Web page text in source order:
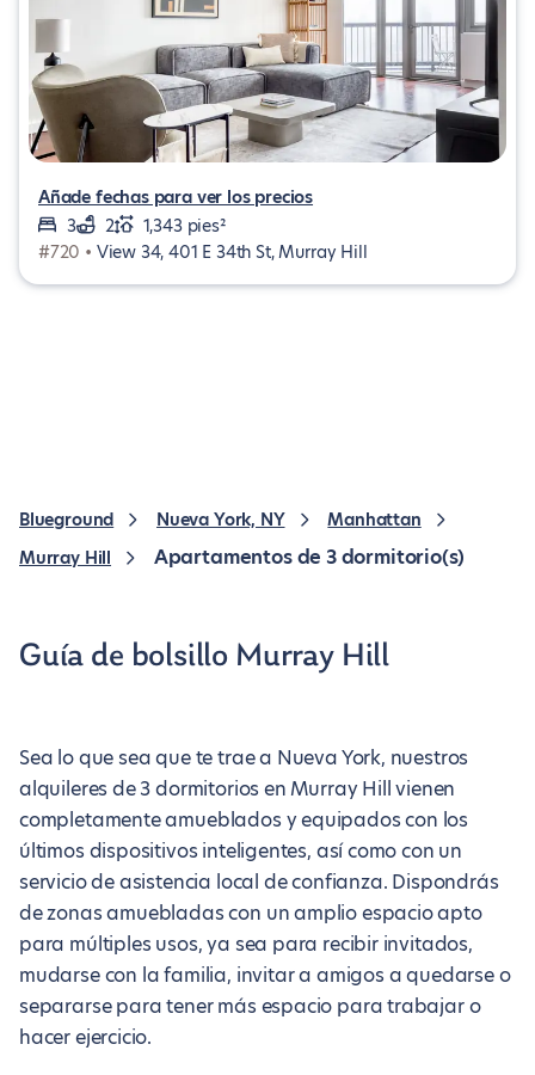
Añade fechas para ver los precios
3
2
1,343 pies²
#720 • View 34, 401 E 34th St, Murray Hill
Blueground Nueva York, NY
Manhattan
Murray Hill
Apartamentos de 3 dormitorio(s)
Guía de bolsillo Murray Hill
Sea lo que sea que te trae a Nueva York, nuestros
alquileres de 3 dormitorios en Murray Hill vienen
completamente amueblados y equipados con los
últimos dispositivos inteligentes, así como con un
servicio de asistencia local de confianza. Dispondrás
de zonas amuebladas con un amplio espacio apto
para múltiples usos, ya sea para recibir invitados,
mudarse con la familia, invitar a amigos a quedarse o
separarse para tener más espacio para trabajar o
hacer ejercicio.